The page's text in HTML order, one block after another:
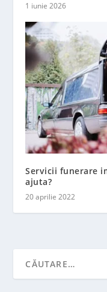
1 iunie 2026
Servicii funerare
ajuta?
20 aprilie 2022